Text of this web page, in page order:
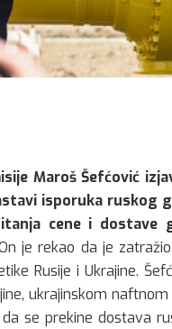
Maroš Šefćović
isporuka ruskog
cene i dostave
je rekao da je
Rusije i Ukrajine.
ukrajinskom
se prekine dostava